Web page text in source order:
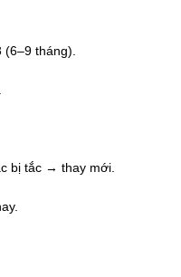
(6–9 tháng).
bị tắc → thay mới.